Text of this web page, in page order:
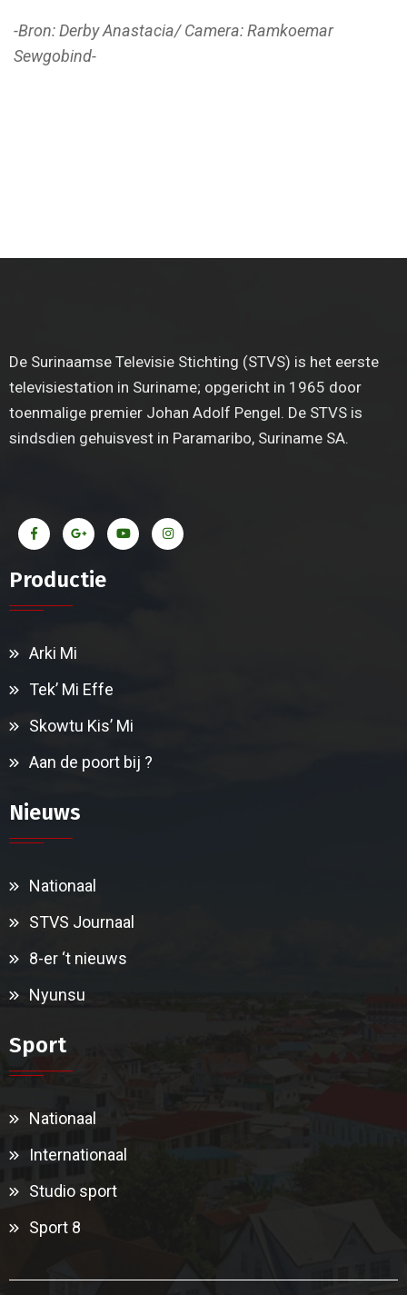
-Bron: Derby Anastacia/ Camera: Ramkoemar
Sewgobind-
De Surinaamse Televisie Stichting (STVS) is het eerste
televisiestation in Suriname; opgericht in 1965 door
toenmalige premier Johan Adolf Pengel. De STVS is
sindsdien gehuisvest in Paramaribo, Suriname SA.
Productie
Arki Mi
Tek’ Mi Effe
Skowtu Kis’ Mi
Aan de poort bij ?
Nieuws
Nationaal
STVS Journaal
8-er ‘t nieuws
Nyunsu
Sport
Nationaal
Internationaal
Studio sport
Sport 8